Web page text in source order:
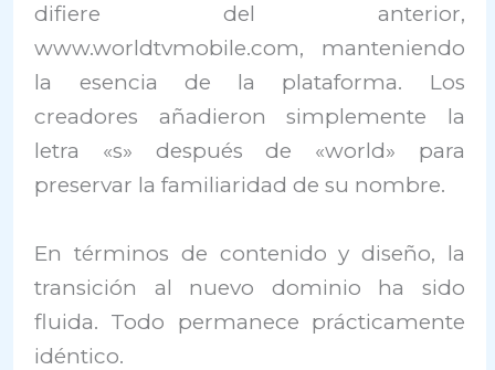
difiere del anterior,
www.worldtvmobile.com, manteniendo
la esencia de la plataforma. Los
creadores añadieron simplemente la
letra «s» después de «world» para
preservar la familiaridad de su nombre.
En términos de contenido y diseño, la
transición al nuevo dominio ha sido
fluida. Todo permanece prácticamente
idéntico.